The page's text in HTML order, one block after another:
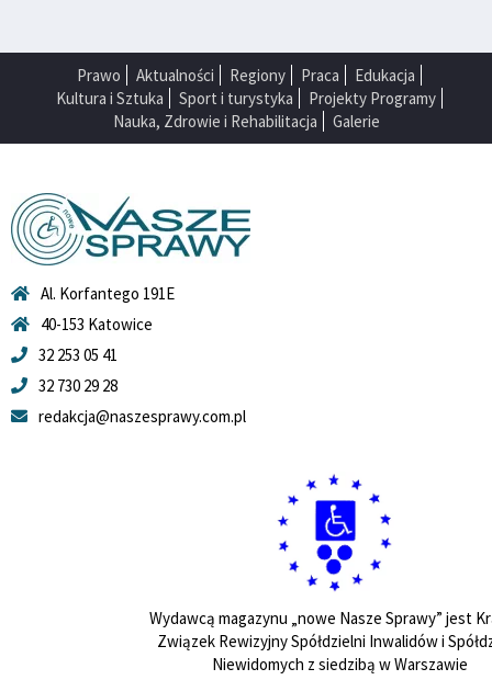
Prawo Aktualności Regiony Praca
Edukacja
Kultura i Sztuka
Sport i turystyka
Projekty Programy
Nauka, Zdrowie i Rehabilitacja
Galerie
Al. Korfantego 191E
40-153 Katowice
32 253 05 41
32 730 29 28
redakcja@naszesprawy.com.pl
Wydawcą magazynu „nowe Nasze Sprawy” jest
Związek Rewizyjny Spółdzielni Inwalidów i
Niewidomych z siedzibą w Warszawie